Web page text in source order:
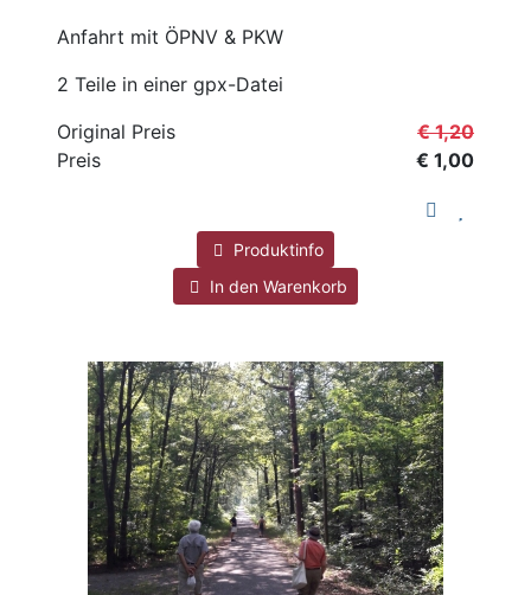
Anfahrt mit ÖPNV & PKW
2 Teile in einer gpx-Datei
Original Preis
€ 1,20
Preis
€ 1,00
Produktinfo
In den Warenkorb